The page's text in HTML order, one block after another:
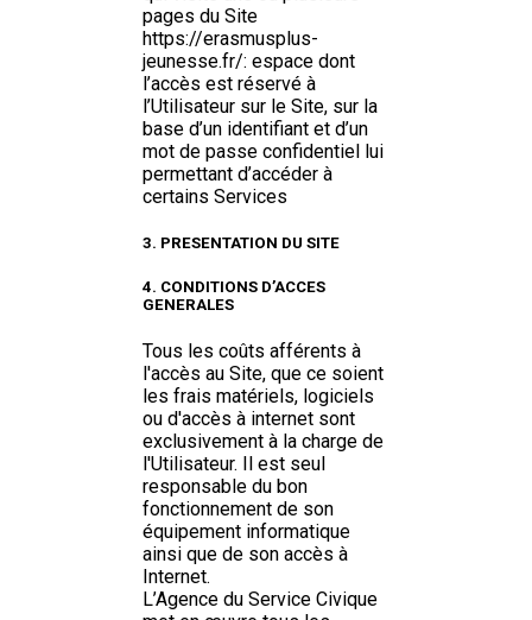
pages du Site
https://erasmusplus-
jeunesse.fr/: espace dont
l’accès est réservé à
l’Utilisateur sur le Site, sur la
base d’un identifiant et d’un
mot de passe confidentiel lui
permettant d’accéder à
certains Services
3. PRESENTATION DU SITE
4. CONDITIONS D’ACCES
GENERALES
Tous les coûts afférents à
l'accès au Site, que ce soient
les frais matériels, logiciels
ou d'accès à internet sont
exclusivement à la charge de
l'Utilisateur. Il est seul
responsable du bon
fonctionnement de son
équipement informatique
ainsi que de son accès à
Internet.
L’Agence du Service Civique